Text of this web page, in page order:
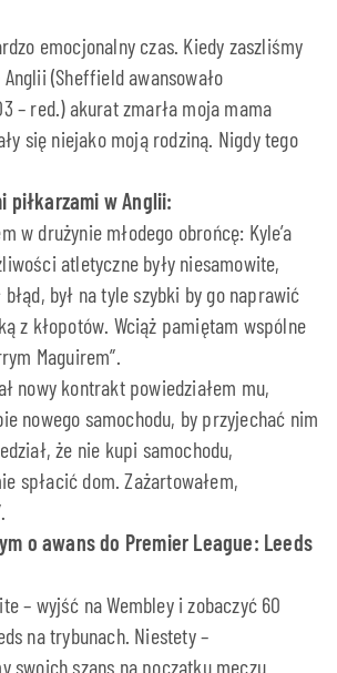
emocjonalny czas. Kiedy zaszliśmy
(Sheffield awansowało
– red.) akurat zmarła moja mama
się niejako moją rodziną. Nigdy tego
piłkarzami w Anglii:
w drużynie młodego obrońcę: Kyle’a
atletyczne były niesamowite,
był na tyle szybki by go naprawić
z kłopotów. Wciąż pamiętam wspólne
Maguirem”.
nowy kontrakt powiedziałem mu,
nowego samochodu, by przyjechać nim
że nie kupi samochodu,
spłacić dom. Zażartowałem,
o awans do Premier League: Leeds
– wyjść na Wembley i zobaczyć 60
na trybunach. Niestety –
swoich szans na początku meczu